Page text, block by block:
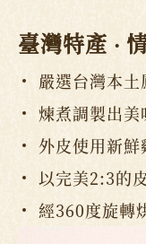
臺灣特產 ‧
嚴選台灣本土
煉煮調製出美
外皮使用新
以完美2:3的
經360度旋轉